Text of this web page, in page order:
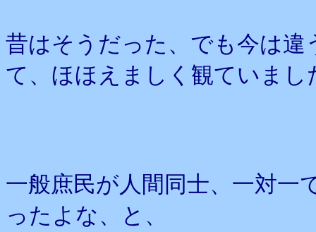
昔はそうだった、でも今は
て、ほほえましく観ていまし
一般庶民が人間同士、一対一
ったよな、と、